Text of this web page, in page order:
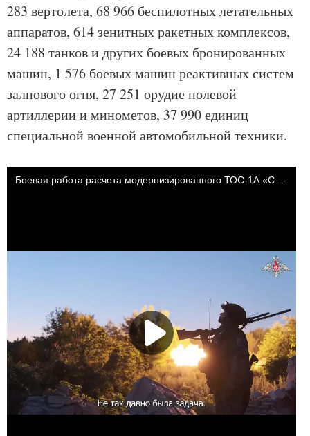
283 вертолета, 68 966 беспилотных летательных
аппаратов, 614 зенитных ракетных комплексов,
24 188 танков и других боевых бронированных
машин, 1 576 боевых машин реактивных систем
залпового огня, 27 251 орудие полевой
артиллерии и минометов, 37 990 единиц
специальной военной автомобильной техники.